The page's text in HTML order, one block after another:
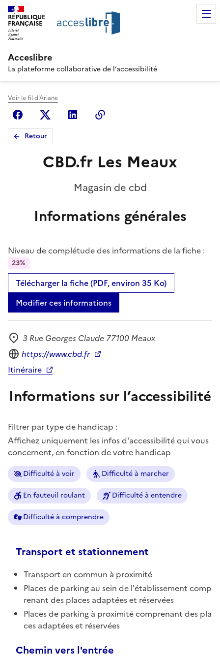
RÉPUBLIQUE
FRANÇAISE
Acceslibre
La plateforme collaborative de l’accessibilité
Voir le fil d'Ariane
FacebookX (anciennement Twitter)
Linkedin
Retour
CBD.fr Les Meaux
Magasin de cbd
Informations générales
Niveau de complétude des informations de la fiche :
23%
Télécharger la fiche (PDF, environ 35 Ko)
Modifier ces informations
Adresse
3 Rue Georges Claude 77100 Meaux
Site internet
https://www.cbd.fr
Itinéraire
Informations sur l’accessibilité
Filtrer par type de handicap :
Affichez uniquement les infos d'accessibilité qui vous
concernent, en fonction de votre handicap
Difficulté à voir Difficulté à marcher
En fauteuil roulant Difficulté à entendre
Difficulté à comprendre
Transport et stationnement
Transport en commun à proximité
Places de parking au sein de l'établissement comp
renant des places adaptées et réservées
Places de parking à proximité comprenant des pla
ces adaptées et réservées
Chemin vers l'entrée